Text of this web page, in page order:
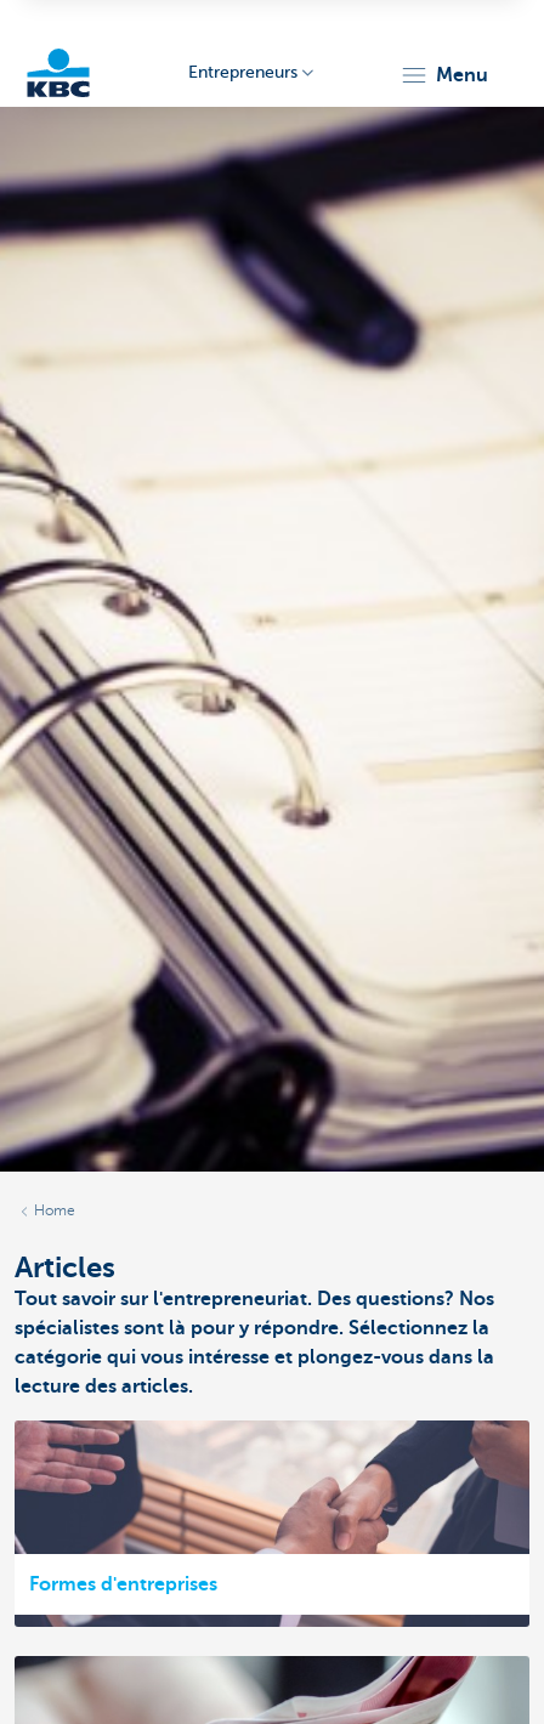
Entrepreneurs menu
Home
Articles
Tout savoir sur l'entrepreneuriat. Des questions? Nos
spécialistes sont là pour y répondre. Sélectionnez la
catégorie qui vous intéresse et plongez-vous dans la
lecture des articles.
Formes d'entreprises